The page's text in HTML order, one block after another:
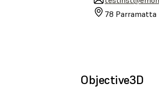
78 Parramatta
Objective3D